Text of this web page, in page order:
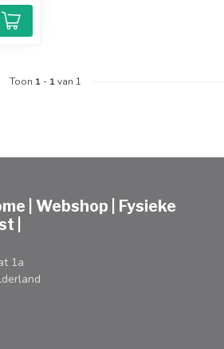
Toon 1 - 1van 1
| Webshop | Fysieke
|
1a